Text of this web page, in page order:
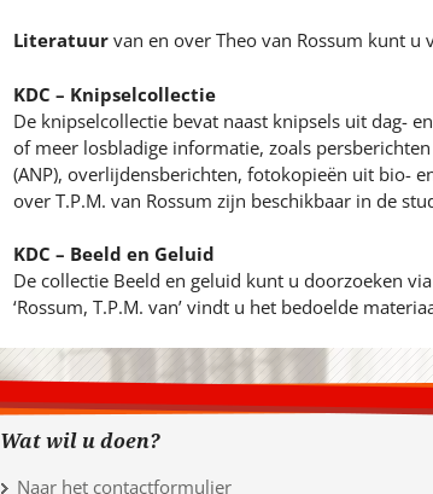
Literatuurvan en over Theo van Rossum kunt u
KDC – Knipselcollectie
De knipselcollectie bevat naast knipsels uit dag-
of meer losbladige informatie, zoals
(ANP), overlijdensberichten, fotokopieën uit bio-
over T.P.M. van Rossum zijn beschikbaar in de
KDC – Beeld en Geluid
De collectie Beeld en geluid kunt u doorzoeken
‘Rossum, T.P.M. van’ vindt u het bedoelde
Wat wil u doen?
Naar het contactformulier